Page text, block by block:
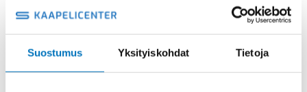
Suostumus Yksityiskohdat Tietoja
SALPA
määrä
Metalli
TuotekoodiCHP16L